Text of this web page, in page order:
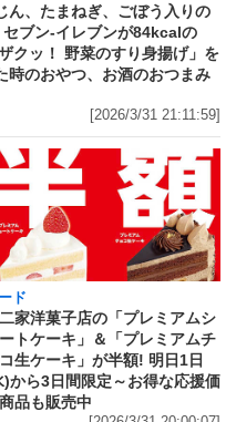
ん、たまねぎ、ごぼう入りの
ブン‐イレブンが84kcalの
クッ！ 野菜のすり身揚げ」を
時のおやつ、お酒のおつまみ
[2026/3/31 21:11:59]
ド
家洋菓子店の「プレミアムシ
トケーキ」＆「プレミアムチ
生ケーキ」が半額! 明日1日
)から3日間限定～お得な応援価
品も販売中